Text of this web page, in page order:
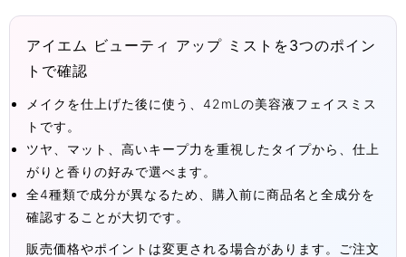
アイエム ビューティ アップ ミストを3つのポイン
トで確認
メイクを仕上げた後に使う、42mLの美容液フェイスミス
トです。
ツヤ、マット、高いキープ力を重視したタイプから、仕上
がりと香りの好みで選べます。
全4種類で成分が異なるため、購入前に商品名と全成分を
確認することが大切です。
販売価格やポイントは変更される場合があります。ご注文